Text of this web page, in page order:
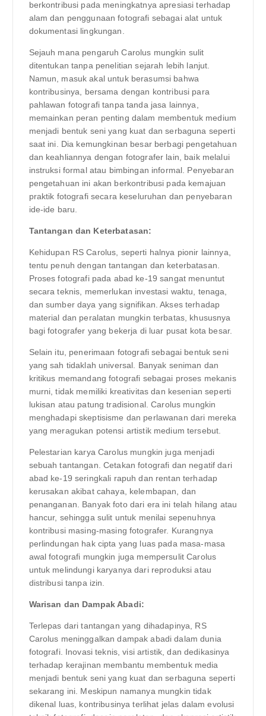
berkontribusi pada meningkatnya apresiasi terhadap
alam dan penggunaan fotografi sebagai alat untuk
dokumentasi lingkungan.
Sejauh mana pengaruh Carolus mungkin sulit
ditentukan tanpa penelitian sejarah lebih lanjut.
Namun, masuk akal untuk berasumsi bahwa
kontribusinya, bersama dengan kontribusi para
pahlawan fotografi tanpa tanda jasa lainnya,
memainkan peran penting dalam membentuk medium
menjadi bentuk seni yang kuat dan serbaguna seperti
saat ini. Dia kemungkinan besar berbagi pengetahuan
dan keahliannya dengan fotografer lain, baik melalui
instruksi formal atau bimbingan informal. Penyebaran
pengetahuan ini akan berkontribusi pada kemajuan
praktik fotografi secara keseluruhan dan penyebaran
ide-ide baru.
Tantangan dan Keterbatasan:
Kehidupan RS Carolus, seperti halnya pionir lainnya,
tentu penuh dengan tantangan dan keterbatasan.
Proses fotografi pada abad ke-19 sangat menuntut
secara teknis, memerlukan investasi waktu, tenaga,
dan sumber daya yang signifikan. Akses terhadap
material dan peralatan mungkin terbatas, khususnya
bagi fotografer yang bekerja di luar pusat kota besar.
Selain itu, penerimaan fotografi sebagai bentuk seni
yang sah tidaklah universal. Banyak seniman dan
kritikus memandang fotografi sebagai proses mekanis
murni, tidak memiliki kreativitas dan kesenian seperti
lukisan atau patung tradisional. Carolus mungkin
menghadapi skeptisisme dan perlawanan dari mereka
yang meragukan potensi artistik medium tersebut.
Pelestarian karya Carolus mungkin juga menjadi
sebuah tantangan. Cetakan fotografi dan negatif dari
abad ke-19 seringkali rapuh dan rentan terhadap
kerusakan akibat cahaya, kelembapan, dan
penanganan. Banyak foto dari era ini telah hilang atau
hancur, sehingga sulit untuk menilai sepenuhnya
kontribusi masing-masing fotografer. Kurangnya
perlindungan hak cipta yang luas pada masa-masa
awal fotografi mungkin juga mempersulit Carolus
untuk melindungi karyanya dari reproduksi atau
distribusi tanpa izin.
Warisan dan Dampak Abadi:
Terlepas dari tantangan yang dihadapinya, RS
Carolus meninggalkan dampak abadi dalam dunia
fotografi. Inovasi teknis, visi artistik, dan dedikasinya
terhadap kerajinan membantu membentuk media
menjadi bentuk seni yang kuat dan serbaguna seperti
sekarang ini. Meskipun namanya mungkin tidak
dikenal luas, kontribusinya terlihat jelas dalam evolusi